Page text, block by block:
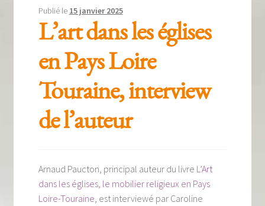
Glossaire
Mentions légales / Données personnelles
Mon compte
Recevoir notre newsletter
La qualité Lieux Dits
Nous contacter
Publié le 15 janvier 2025
L’art dans les églises
en Pays Loire
Touraine, interview
de l’auteur
Arnaud Paucton, principal auteur du livre L’Art
dans les églises, le mobilier religieux en Pays
Loire-Touraine , est interviewé par Caroline